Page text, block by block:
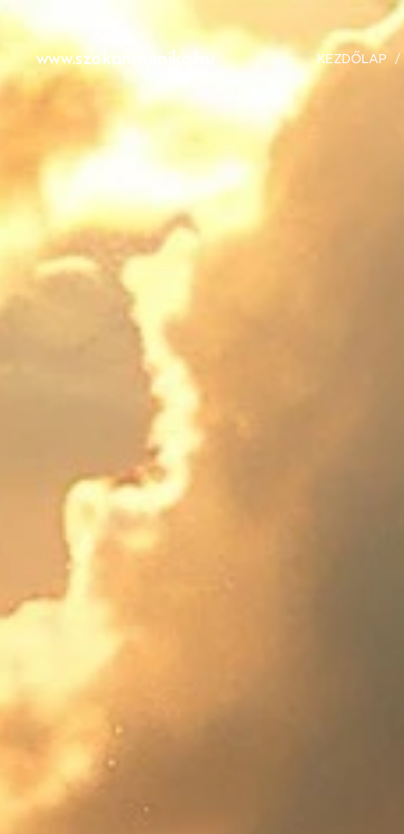
www.szokanmonika.hu KEZDŐLAP